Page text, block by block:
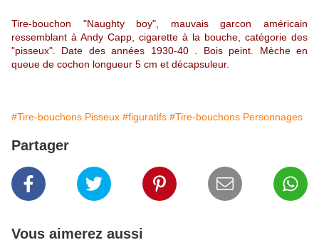
Tire-bouchon "Naughty boy", mauvais garcon américain
ressemblant à Andy Capp, cigarette à la bouche, catégorie des
"pisseux". Date des années 1930-40 . Bois peint. Mèche en
queue de cochon longueur 5 cm et décapsuleur.
#Tire-bouchons Pisseux #figuratifs #Tire-bouchons Personnages
Partager
Vous aimerez aussi